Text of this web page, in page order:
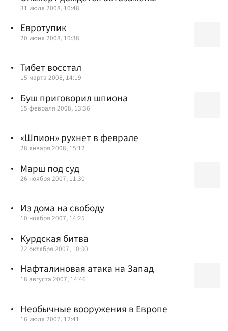
31 июля 2008, 10:48
Евротупик
20 июня 2008, 10:38
Тибет восстал
15 марта 2008, 14:19
Буш приговорил шпиона
15 февраля 2008, 13:36
«Шпион» рухнет в феврале
28 января 2008, 15:12
Марш под суд
26 ноября 2007, 11:30
Из дома на свободу
10 ноября 2007, 14:25
Курдская битва
22 октября 2007, 10:30
Нафталиновая атака на Запад
18 августа 2007, 14:46
Необычные вооружения в Европе
16 июля 2007, 12:41